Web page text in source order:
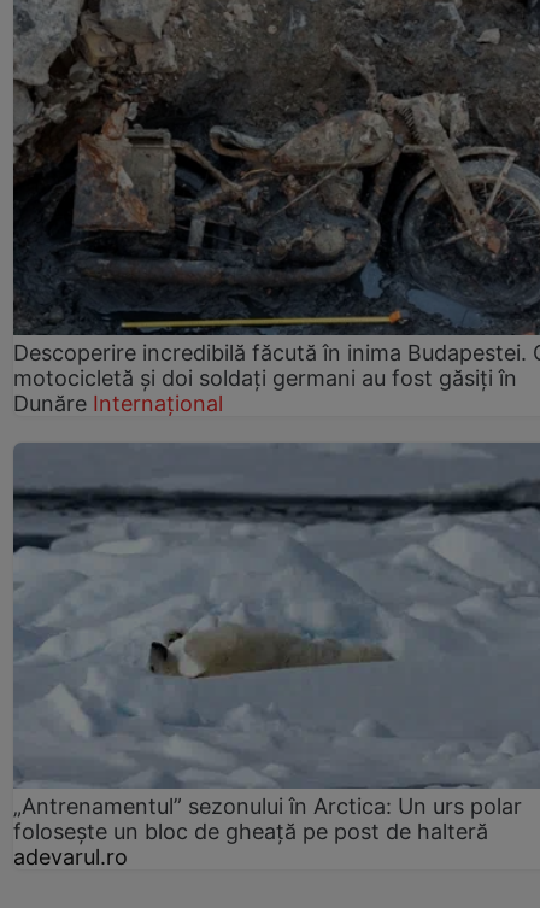
Descoperire incredibilă făcută în inima Budapestei.
motocicletă și doi soldați germani au fost găsiți în
Dunăre Internațional
„Antrenamentul” sezonului în Arctica: Un urs polar
folosește un bloc de gheață pe post de halteră
adevarul.ro